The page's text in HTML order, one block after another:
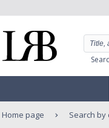
Home page Search by